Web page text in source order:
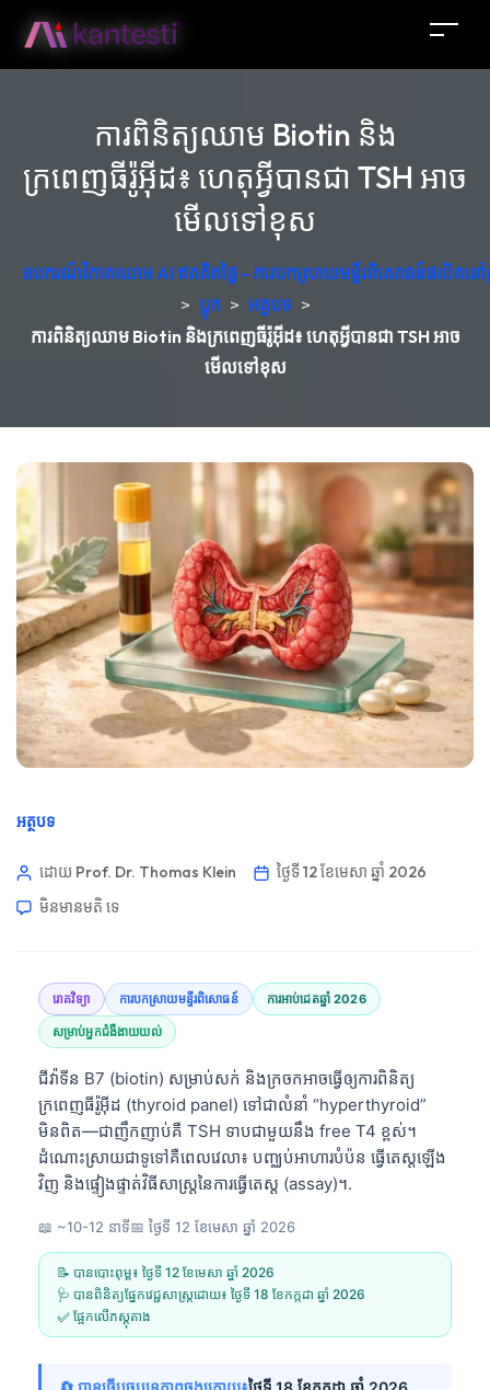
ការពិនិត្យឈាម Biotin និង
ក្រពេញធីរ៉ូអ៊ីដ៖ ហេតុអ្វីបានជា TSH អាច
មើលទៅខុស
ឧបករណ៍វិភាគឈាម AI ឥតគិតថ្លៃ - ការបកស្រាយមន្ទីរពិសោធន៍ផលិតន
> ប្លុក > អត្ថបទ >
ការពិនិត្យឈាម Biotin និងក្រពេញធីរ៉ូអ៊ីដ៖ ហេតុអ្វីបានជា TSH អាច
មើលទៅខុស
អត្ថបទ
ដោយ Prof. Dr. Thomas Klein
ថ្ងៃទី 12 ខែមេសា ឆ្នាំ 2026
មិនមាន​មតិ​ ទេ
រោគវិទ្យា ការបកស្រាយមន្ទីរពិសោធន៍ ការអាប់ដេតឆ្នាំ 2026
សម្រាប់អ្នកជំងឺងាយយល់
ជីវ៉ាទីន B7 (biotin) សម្រាប់សក់ និងក្រចកអាចធ្វើឲ្យការពិនិត្យ
ក្រពេញធីរ៉ូអ៊ីដ (thyroid panel) ទៅជាលំនាំ “hyperthyroid”
មិនពិត—ជាញឹកញាប់គឺ TSH ទាបជាមួយនឹង free T4 ខ្ពស់។
ដំណោះស្រាយជាទូទៅគឺពេលវេលា៖ បញ្ឈប់អាហារបំប៉ន ធ្វើតេស្តឡើង
វិញ និងផ្ទៀងផ្ទាត់វិធីសាស្ត្រនៃការធ្វើតេស្ត (assay)។.
📖 ~10-12 នាទី📅 ថ្ងៃទី 12 ខែមេសា ឆ្នាំ 2026
📝 បានបោះពុម្ព៖ ថ្ងៃទី 12 ខែមេសា ឆ្នាំ 2026
🩺 បានពិនិត្យផ្នែកវេជ្ជសាស្ត្រដោយ៖ ថ្ងៃទី 18 ខែកក្កដា ឆ្នាំ 2026
✅ ផ្អែកលើភស្តុតាង